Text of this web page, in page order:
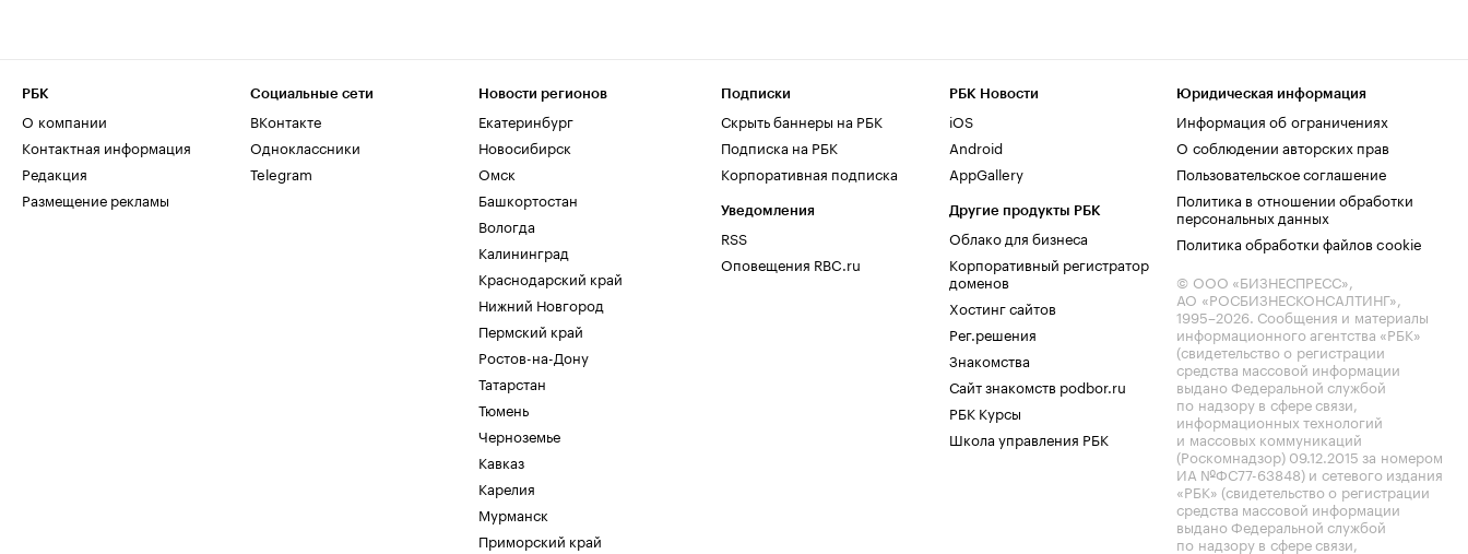
РБК
О компании
Контактная информация
Редакция
Размещение рекламы
Социальные сети
ВКонтакте
Одноклассники
Telegram
Новости регионов
Екатеринбург
Новосибирск
Омск
Башкортостан
Вологда
Калининград
Краснодарский край
Нижний Новгород
Пермский край
Ростов-на-Дону
Татарстан
Тюмень
Черноземье
Кавказ
Карелия
Мурманск
Приморский край
Подписки
Скрыть баннеры на РБК
Подписка на РБК
Корпоративная подписка
Уведомления
RSS
Оповещения RBC.ru
РБК Новости
iOS
Android
AppGallery
Другие продукты РБК
Облако для бизнеса
Корпоративный регистратор
доменов
Хостинг сайтов
Рег.решения
Знакомства
Сайт знакомств podbor.ru
РБК Курсы
Школа управления РБК
Юридическая информация
Информация об ограничениях
О соблюдении авторских прав
Пользовательское соглашение
Политика в отношении обработки
персональных данных
Политика обработки файлов cookie
© ООО «БИЗНЕСПРЕСС»,
АО «РОСБИЗНЕСКОНСАЛТИНГ»,
1995–2026. Сообщения и материалы
информационного агентства «РБК»
(свидетельство о регистрации
средства массовой информации
выдано Федеральной службой
по надзору в сфере связи,
информационных технологий
и массовых коммуникаций
(Роскомнадзор) 09.12.2015 за номером
ИА №ФС77-63848) и сетевого издания
«РБК» (свидетельство о регистрации
средства массовой информации
выдано Федеральной службой
по надзору в сфере связи,